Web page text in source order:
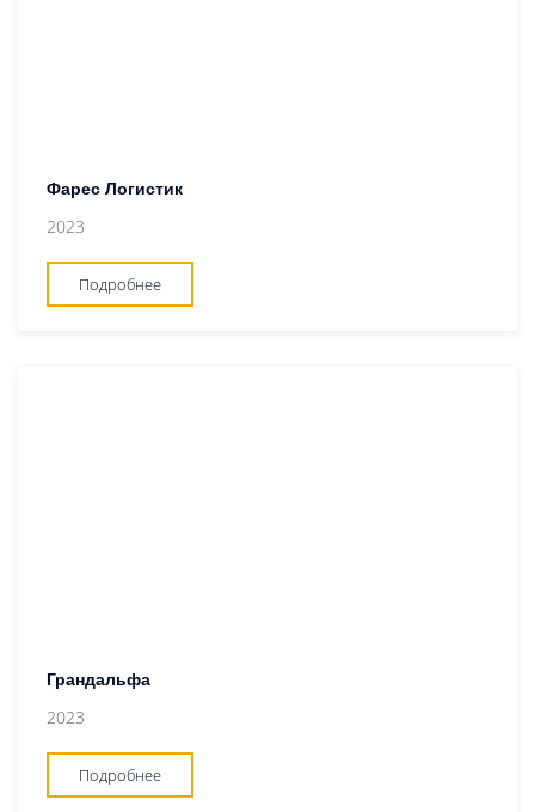
Фарес Логистик
2023
Подробнее
Грандальфа
2023
Подробнее